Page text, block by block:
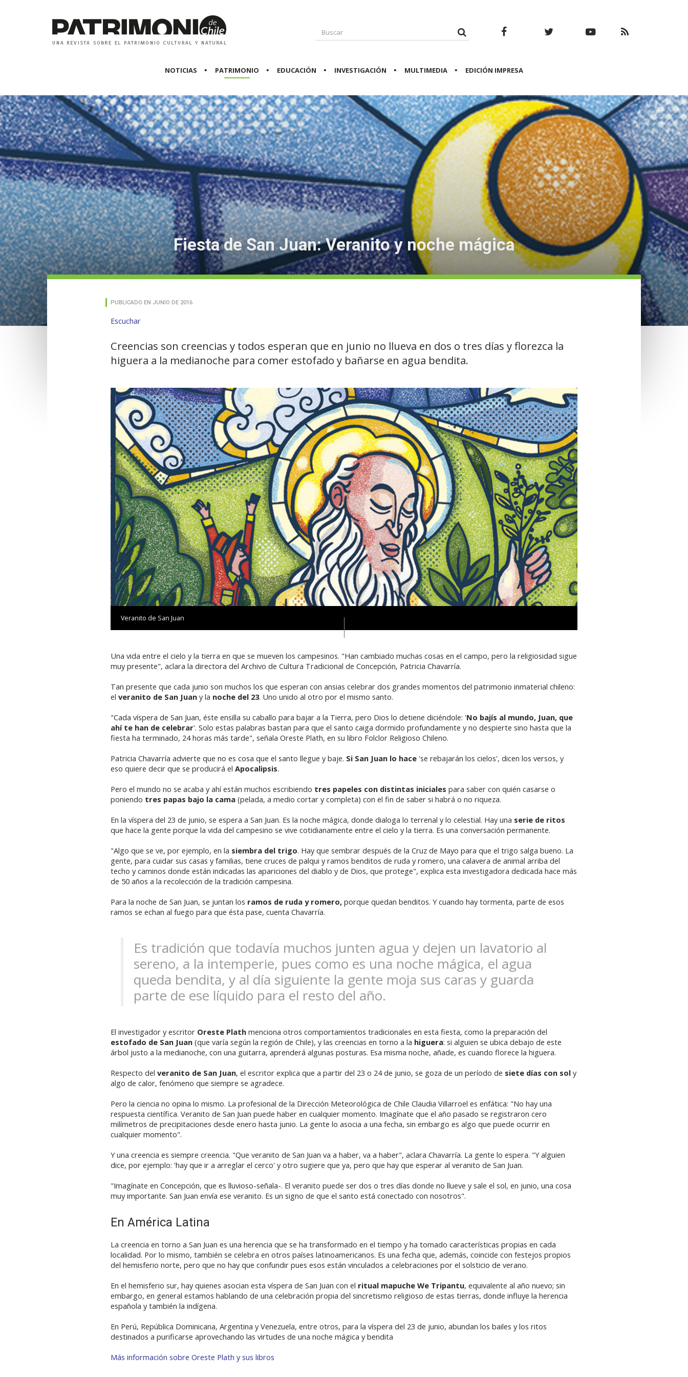
NOTICIAS PATRIMONIO EDUCACIÓN INVESTIGACIÓN MULTIMEDIA EDICIÓN IMPRESA
Fiesta de San Juan: Veranito y noche mágica
PUBLICADO EN JUNIO DE 2016
Escuchar
Creencias son creencias y todos esperan que en junio no llueva en dos o tres días y florezca la
higuera a la medianoche para comer estofado y bañarse en agua bendita.
Veranito de San Juan
Una vida entre el cielo y la tierra en que se mueven los campesinos. "Han cambiado muchas cosas en el campo, pero la religiosidad sigue
muy presente", aclara la directora del Archivo de Cultura Tradicional de Concepción, Patricia Chavarría.
Tan presente que cada junio son muchos los que esperan con ansias celebrar dos grandes momentos del patrimonio inmaterial chileno:
el veranito de San Juan y la noche del 23. Uno unido al otro por el mismo santo.
"Cada víspera de San Juan, éste ensilla su caballo para bajar a la Tierra, pero Dios lo detiene diciéndole: 'No bajís al mundo, Juan, que
ahí te han de celebrar'. Solo estas palabras bastan para que el santo caiga dormido profundamente y no despierte sino hasta que la
fiesta ha terminado, 24 horas más tarde", señala Oreste Plath, en su libro Folclor Religioso Chileno.
Patricia Chavarría advierte que no es cosa que el santo llegue y baje. Si San Juan lo hace 'se rebajarán los cielos', dicen los versos, y
eso quiere decir que se producirá el Apocalipsis.
Pero el mundo no se acaba y ahí están muchos escribiendo tres papeles con distintas iniciales para saber con quién casarse o
poniendo tres papas bajo la cama (pelada, a medio cortar y completa) con el fin de saber si habrá o no riqueza.
En la víspera del 23 de junio, se espera a San Juan. Es la noche mágica, donde dialoga lo terrenal y lo celestial. Hay una serie de ritos
que hace la gente porque la vida del campesino se vive cotidianamente entre el cielo y la tierra. Es una conversación permanente.
"Algo que se ve, por ejemplo, en la siembra del trigo. Hay que sembrar después de la Cruz de Mayo para que el trigo salga bueno. La
gente, para cuidar sus casas y familias, tiene cruces de palqui y ramos benditos de ruda y romero, una calavera de animal arriba del
techo y caminos donde están indicadas las apariciones del diablo y de Dios, que protege", explica esta investigadora dedicada hace más
de 50 años a la recolección de la tradición campesina.
Para la noche de San Juan, se juntan los ramos de ruda y romero, porque quedan benditos. Y cuando hay tormenta, parte de esos
ramos se echan al fuego para que ésta pase, cuenta Chavarría.
Es tradición que todavía muchos junten agua y dejen un lavatorio al
sereno, a la intemperie, pues como es una noche mágica, el agua
queda bendita, y al día siguiente la gente moja sus caras y guarda
parte de ese líquido para el resto del año.
El investigador y escritor Oreste Plath menciona otros comportamientos tradicionales en esta fiesta, como la preparación del
estofado de San Juan (que varía según la región de Chile), y las creencias en torno a la higuera: si alguien se ubica debajo de este
árbol justo a la medianoche, con una guitarra, aprenderá algunas posturas. Esa misma noche, añade, es cuando florece la higuera.
Respecto del veranito de San Juan, el escritor explica que a partir del 23 o 24 de junio, se goza de un período de siete días con sol y
algo de calor, fenómeno que siempre se agradece.
Pero la ciencia no opina lo mismo. La profesional de la Dirección Meteorológica de Chile Claudia Villarroel es enfática: "No hay una
respuesta científica. Veranito de San Juan puede haber en cualquier momento. Imagínate que el año pasado se registraron cero
milímetros de precipitaciones desde enero hasta junio. La gente lo asocia a una fecha, sin embargo es algo que puede ocurrir en
cualquier momento".
Y una creencia es siempre creencia. "Que veranito de San Juan va a haber, va a haber", aclara Chavarría. La gente lo espera. "Y alguien
dice, por ejemplo: 'hay que ir a arreglar el cerco' y otro sugiere que ya, pero que hay que esperar al veranito de San Juan.
"Imagínate en Concepción, que es lluvioso-señala-. El veranito puede ser dos o tres días donde no llueve y sale el sol, en junio, una cosa
muy importante. San Juan envía ese veranito. Es un signo de que el santo está conectado con nosotros".
En América Latina
La creencia en torno a San Juan es una herencia que se ha transformado en el tiempo y ha tomado características propias en cada
localidad. Por lo mismo, también se celebra en otros países latinoamericanos. Es una fecha que, además, coincide con festejos propios
del hemisferio norte, pero que no hay que confundir pues esos están vinculados a celebraciones por el solsticio de verano.
En el hemisferio sur, hay quienes asocian esta víspera de San Juan con el ritual mapuche We Tripantu, equivalente al año nuevo; sin
embargo, en general estamos hablando de una celebración propia del sincretismo religioso de estas tierras, donde influye la herencia
española y también la indígena.
En Perú, República Dominicana, Argentina y Venezuela, entre otros, para la víspera del 23 de junio, abundan los bailes y los ritos
destinados a purificarse aprovechando las virtudes de una noche mágica y bendita
Más información sobre Oreste Plath y sus libros